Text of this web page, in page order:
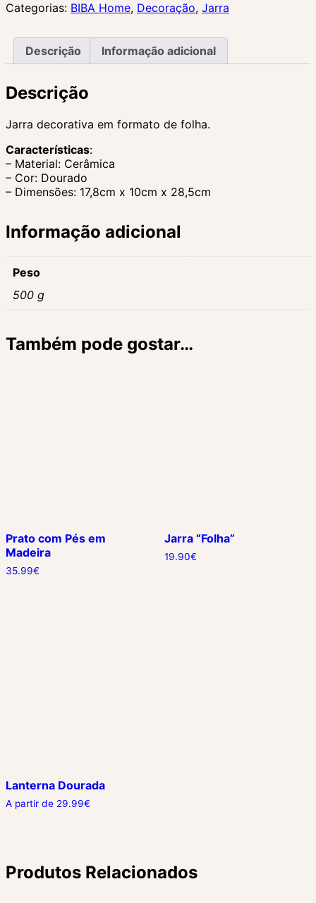
Categorias: BIBA Home, Decoração, Jarra
Descrição Informação adicional
Descrição
Jarra decorativa em formato de folha.
Características:
– Material: Cerâmica
– Cor: Dourado
– Dimensões: 17,8cm x 10cm x 28,5cm
Informação adicional
Peso
500 g
Também pode gostar…
Prato com Pés em
Madeira
35.99€
Jarra “Folha”
19.90€
Lanterna Dourada
A partir de 29.99€
Produtos Relacionados